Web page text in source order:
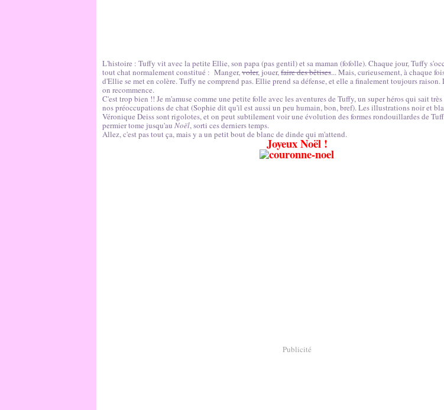
L'histoire : Tuffy vit avec la petite Ellie, son papa (pas gentil) et sa maman (fofolle). Chaque jour, Tuffy
tout chat normalement constitué : Manger,voler, jouer,faire des bêtises...Mais, curieusement, à chaque
d'Ellie se met en colère. Tuffy ne comprend pas. Ellie prend sa défense, et elle a finalement toujours raison.
on recommence.
C'est trop bien !! Je m'amuse comme une petite folle avec les aventures de Tuffy, un super héros qui sait
nos préoccupations de chat (Sophie dit qu'il est aussi un peu humain, bon, bref). Les illustrations noir et
Véronique Deiss sont rigolotes, et on peut subtilement voir une évolution des formes rondouillardes de
permier tome jusqu'au Noël, sorti ces derniers temps.
Allez, c'est pas tout ça, mais y a un petit bout de blanc de dinde qui m'attend.
Joyeux Noël !
Publicité